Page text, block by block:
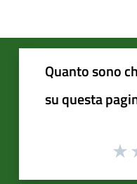
Quanto sono
su questa